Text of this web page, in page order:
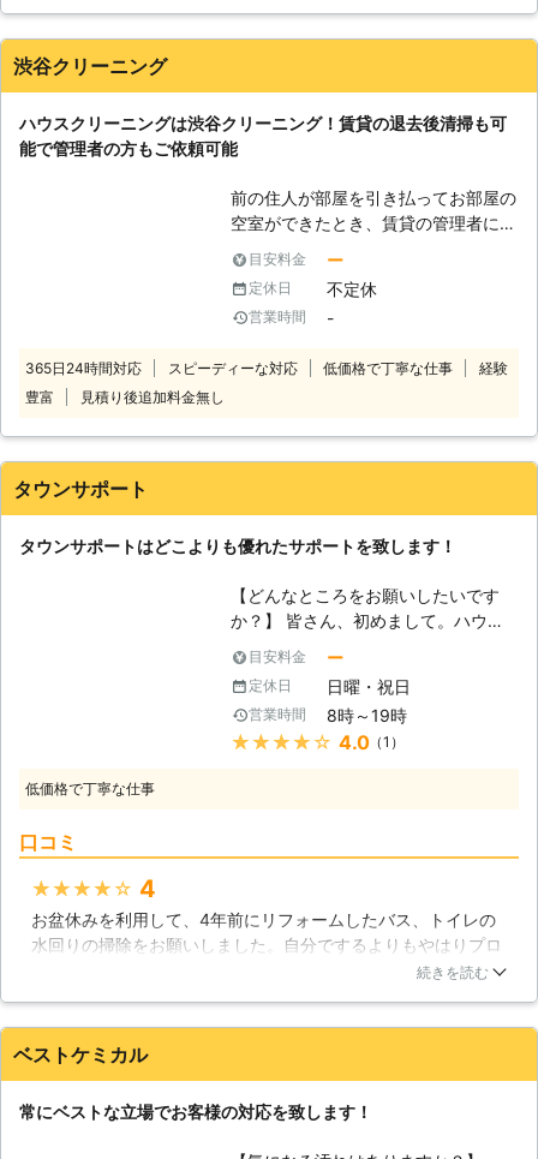
相談くださいませ！
えてほしい」など。 このようなとき
で、今まで対処しきれなかった難しい
汚れなどにもしっかりと対処します。
また料金価格に関しても、お客様に少
う、安心の明朗会計で対応していま
す。 24時間365日、いつでもどこで
も親切丁寧な態度、質の高いサービス
承っております！】 お家全体のクリ
ーニング以外にも、キッチンやトイ
してほしいといった方にも対処してお
渋谷クリーニング
ハウスクリーニングは渋谷クリーニング！賃貸の退去後清掃も可
能で管理者の方もご依頼可能
前の住人が部屋を引き払ってお部屋の
空室ができたとき、賃貸の管理者にと
っては新しい入居者を呼び込むために
部屋をきれいに掃除しておきたいもの
ですよね。 「前の住人が散らかした
まま出て行ってしまった」 「忙しい
だよ」 こんな風に、管理者の仕事も
そうなってしまう前に、渋谷クリーニ
渋谷クリーニングは山形県にお住まい
のお客様からのハウスクリーニングの
ご依頼を承っております。 【渋谷ク
リーニングの強み】 渋谷クリーニン
グの強みは、賃貸の退去後のハウスク
リーニング・定期清掃を総合的におこ
なっていると言うことです。若さと体
予約の状況にもよりますが「今月は月
すよ。 渋谷クリーニングは作業スタ
ッフのフレッシュな若さをいかして地
元山形の地域のみなさまのお役に立ち
たいと考えています。渋谷クリーニン
グのハウスクリーニングでお部屋をき
の集客につなげましょう。
目安料金 ー
定休日 不定休
営業時間 -
365日24時間対応 スピーディーな対応 低価格で丁寧な仕事
経験
豊富
見積り後追加料金無し
タウンサポート
タウンサポートはどこよりも優れたサポートを致します！
【どんなところをお願いしたいです
か？】 皆さん、初めまして。ハウス
クリーニングを行う「タウンサポー
ト」でございます。当社は茨城県で対
応しており、毎日、ハウスクリーニン
グの依頼に真心こめて対応しておりま
す。本ページの基本情報をご覧になっ
てくれるのは一般住宅だけとお考えか
もしれません。でも、当社は一般住宅
だけでなく、オフィスや店舗といった
場所も対応しているのです。 オフィ
スの場合、たくさんの社員の方々がお
皆さんでされたり、時間がある時に担
当の社員がお掃除をされていることで
しょう。でも、中にはお仕事が忙しく
目安料金 ー
定休日 日曜・祝日
営業時間 8時～19時
★★★★★ 4.0（1）
低価格で丁寧な仕事
口コミ
★★★★★ 4
お盆休みを利用して、4年前にリフォームしたバス、トイレの
水回りの掃除をお願いしました。自分でするよりもやはりプロ
の技で、驚くようにピカピカで気持ちがよかったです。見積も
は、だいぶ古く大掛かりになりそうですが、リノベーションの
予定が立たなければ、次回も同じ日本PCさんにお願いすると
続きを読む
ベストケミカル
常にベストな立場でお客様の対応を致します！